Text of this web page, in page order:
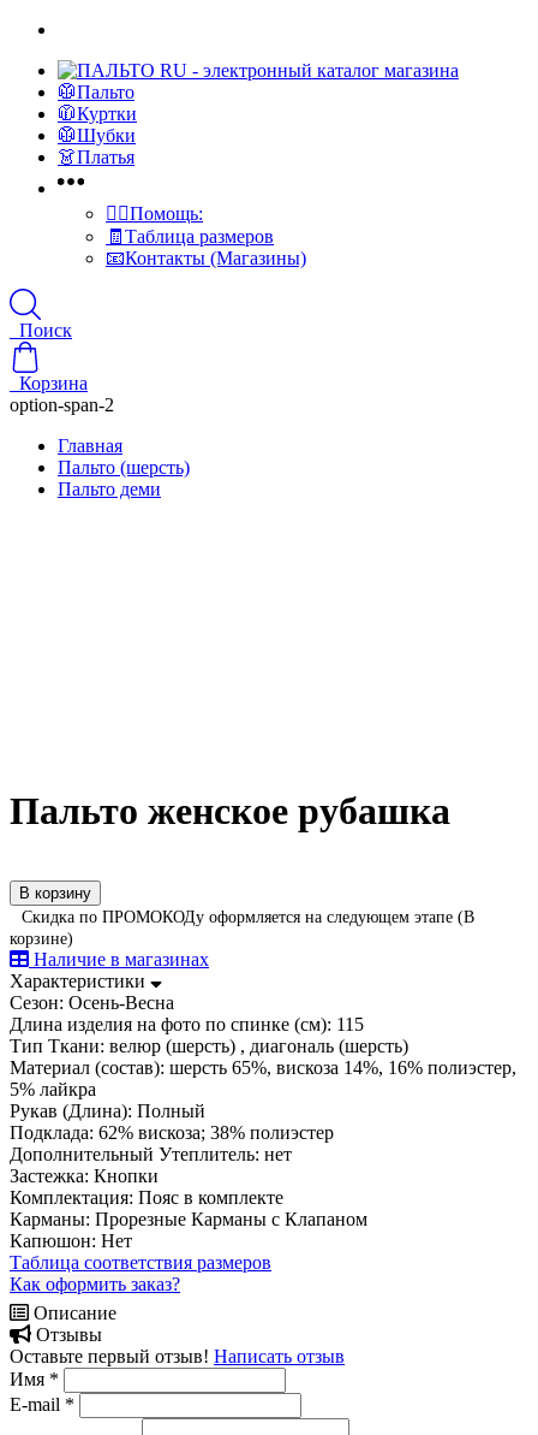
🥼Пальто
🧥Куртки
🥼Шубки
👗Платья
👍🏻Помощь:
🧾Таблица размеров
📧Контакты (Магазины)
Поиск
Корзина
option-span-2
Главная
Пальто (шерсть)
Пальто деми
Пальто женское рубашка
В корзину
Скидка по ПРОМОКОДу оформляется на следующем этапе (В
корзине)
Наличие в магазинах
Характеристики
Сезон: Осень-Весна
Длина изделия на фото по спинке (см): 115
Тип Ткани: велюр (шерсть) , диагональ (шерсть)
Материал (состав): шерсть 65%, вискоза 14%, 16% полиэстер,
5% лайкра
Рукав (Длина): Полный
Подклада: 62% вискоза; 38% полиэстер
Дополнительный Утеплитель: нет
Застежка: Кнопки
Комплектация: Пояс в комплекте
Карманы: Прорезные Карманы с Клапаном
Капюшон: Нет
Таблица соответствия размеров
Как оформить заказ?
Описание
Отзывы
Оставьте первый отзыв! Написать отзыв
Имя *
E-mail *